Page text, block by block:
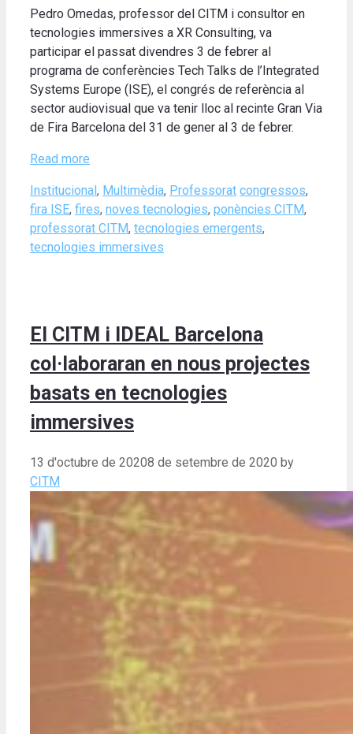
Pedro Omedas, professor del CITM i consultor en
tecnologies immersives a XR Consulting, va
participar el passat divendres 3 de febrer al
programa de conferències Tech Talks de l’Integrated
Systems Europe (ISE), el congrés de referència al
sector audiovisual que va tenir lloc al recinte Gran Via
de Fira Barcelona del 31 de gener al 3 de febrer.
Read more
Categories
Institucional, Multimèdia, Professorat Tags
congressos,
fira ISE, fires, noves tecnologies, ponències CITM,
professorat CITM, tecnologies emergents,
tecnologies immersives
El CITM i IDEAL Barcelona
col·laboraran en nous projectes
basats en tecnologies
immersives
13 d'octubre de 20208 de setembre de 2020 by
CITM